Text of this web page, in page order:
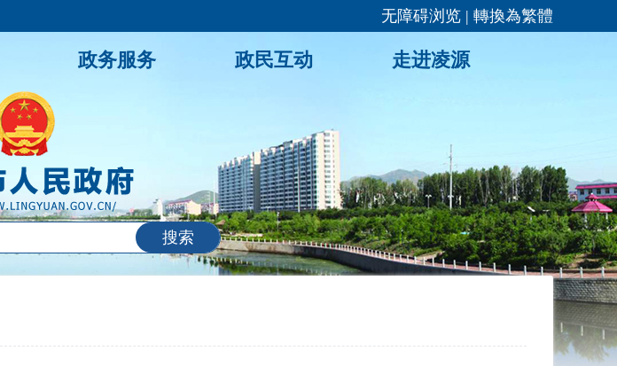
无障碍浏览 | 轉換為繁體
政务服务 政民互动 走进凌源
搜索